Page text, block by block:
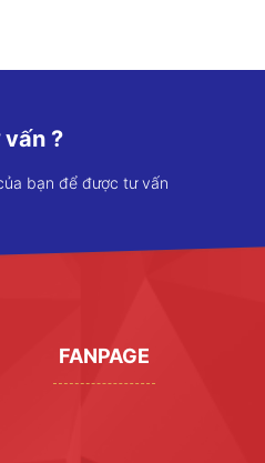
?
bạn để được tư vấn
FANPAGE